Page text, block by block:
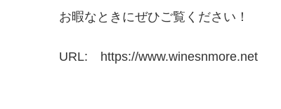
お暇なときにぜひご覧ください！
URL: https://www.winesnmore.net